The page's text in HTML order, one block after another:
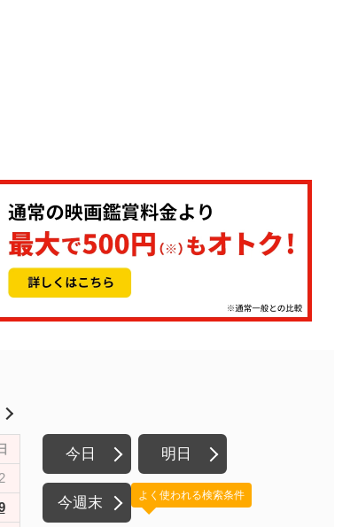
今日 明日
今週末 よく使われる検索条件